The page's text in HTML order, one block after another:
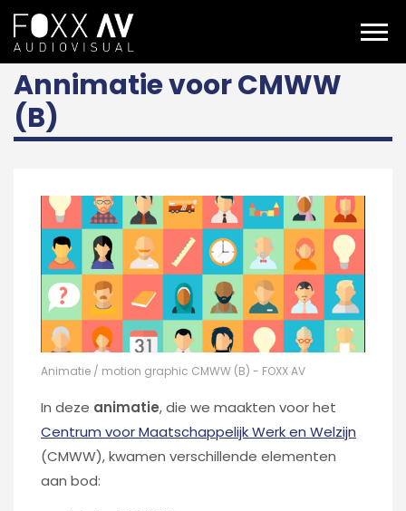
NL Projecten
Annimatie voor CMWW
(B)
Animatie / motion graphic CMWW (B) - FOXX AV
In deze animatie, die we maakten voor het
Centrum voor Maatschappelijk Werk en Welzijn
(CMWW), kwamen verschillende elementen
aan bod: